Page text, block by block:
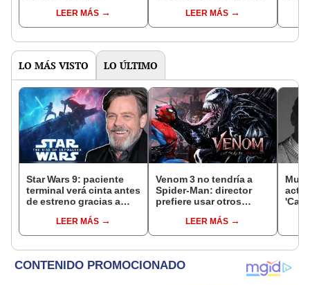
LEER MÁS LEER MÁS
LO MÁS VISTO LO ÚLTIMO
Star Wars 9: paciente
terminal verá cinta antes
de estreno gracias a
LEER MÁS
Venom 3 no tendría a
Spider-Man: director
prefiere usar otros
LEER MÁS
actor